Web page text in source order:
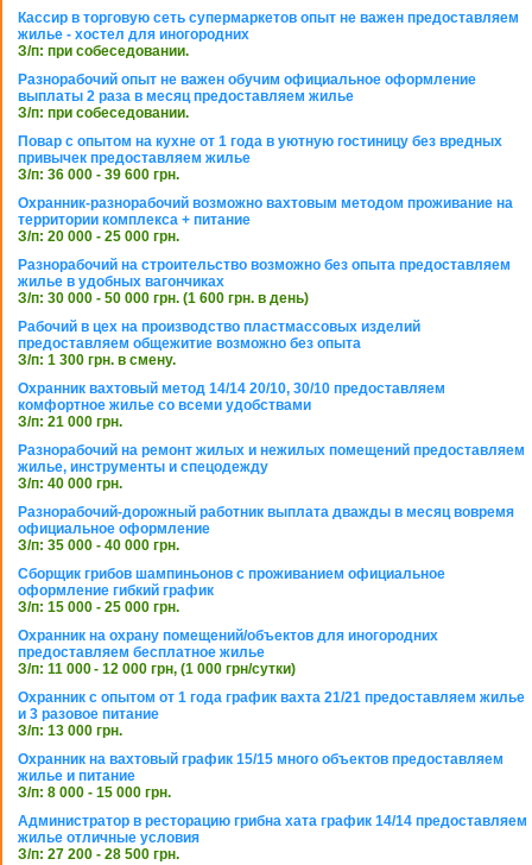
Кассир в торговую сеть супермаркетов опыт не важен предоставляем
жилье - хостел для иногородних
З/п: при собеседовании.
Разнорабочий опыт не важен обучим официальное оформление
выплаты 2 раза в месяц предоставляем жилье
З/п: при собеседовании.
Повар с опытом на кухне от 1 года в уютную гостиницу без вредных
привычек предоставляем жилье
З/п: 36 000 - 39 600 грн.
Охранник-разнорабочий возможно вахтовым методом проживание на
территории комплекса + питание
З/п: 20 000 - 25 000 грн.
Разнорабочий на строительство возможно без опыта предоставляем
жилье в удобных вагончиках
З/п: 30 000 - 50 000 грн. (1 600 грн. в день)
Рабочий в цех на производство пластмассовых изделий
предоставляем общежитие возможно без опыта
З/п: 1 300 грн. в смену.
Охранник вахтовый метод 14/14 20/10, 30/10 предоставляем
комфортное жилье со всеми удобствами
З/п: 21 000 грн.
Разнорабочий на ремонт жилых и нежилых помещений предоставляем
жилье, инструменты и спецодежду
З/п: 40 000 грн.
Разнорабочий-дорожный работник выплата дважды в месяц вовремя
официальное оформление
З/п: 35 000 - 40 000 грн.
Сборщик грибов шампиньонов с проживанием официальное
оформление гибкий график
З/п: 15 000 - 25 000 грн.
Охранник на охрану помещений/объектов для иногородних
предоставляем бесплатное жилье
З/п: 11 000 - 12 000 грн, (1 000 грн/сутки)
Охранник с опытом от 1 года график вахта 21/21 предоставляем жилье
и 3 разовое питание
З/п: 13 000 грн.
Охранник на вахтовый график 15/15 много объектов предоставляем
жилье и питание
З/п: 8 000 - 15 000 грн.
Администратор в ресторацию грибна хата график 14/14 предоставляем
жилье отличные условия
З/п: 27 200 - 28 500 грн.